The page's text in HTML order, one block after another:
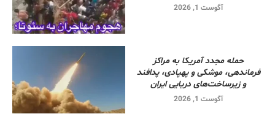
آگوست 1, 2026
حمله مجدد آمریکا به مراکز
فرماندهی، موشکی و پهپادی، پدافند
و زیرساخت‌های دریایی ایران
آگوست 1, 2026